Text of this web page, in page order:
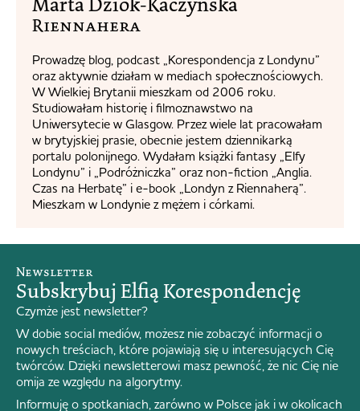
Riennahera​
Prowadzę blog, podcast „Korespondencja z Londynu”
oraz aktywnie działam w mediach społecznościowych.
W Wielkiej Brytanii mieszkam od 2006 roku.
Studiowałam historię i filmoznawstwo na
Uniwersytecie w Glasgow. Przez wiele lat pracowałam
w brytyjskiej prasie, obecnie jestem dziennikarką
portalu polonijnego. Wydałam książki fantasy „Elfy
Londynu” i „Podróżniczka” oraz non-fiction „Anglia.
Czas na Herbatę” i e-book „Londyn z Riennaherą”.
Mieszkam w Londynie z mężem i córkami.
Newsletter
Subskrybuj Elfią Korespondencję
Czymże jest newsletter?
W dobie social mediów, możesz nie zobaczyć informacji o
nowych treściach, które pojawiają się u interesujących Cię
twórców. Dzięki newsletterowi masz pewność, że nic Cię nie
omija ze względu na algorytmy.
Informuję o spotkaniach, zarówno w Polsce jak i w okolicach